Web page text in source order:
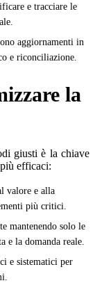
e tracciare le
aggiornamenti in
e riconciliazione.
la
giusti è la chiave
efficaci:
valore e alla
più critici.
mantenendo solo le
e la domanda reale.
e sistematici per